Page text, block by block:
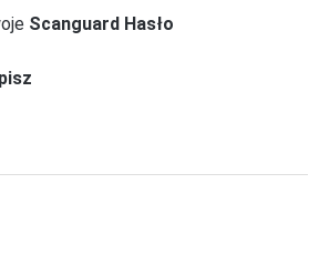
Scanguard Hasło